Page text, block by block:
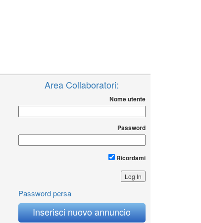
Area Collaboratori:
Nome utente
Password
Ricordami
Password persa
Inserisci nuovo annuncio